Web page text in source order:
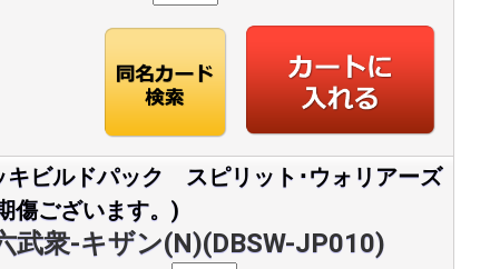
キビルドパック スピリット･ウォリアーズ
傷ございます。)
武衆-キザン(N)(DBSW-JP010)